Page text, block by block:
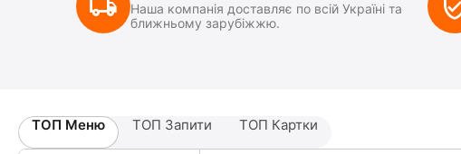
Наша компанія доставляє по всій Україні та
ближньому зарубіжжю.
ТОП Меню ТОП Запити ТОП Картки